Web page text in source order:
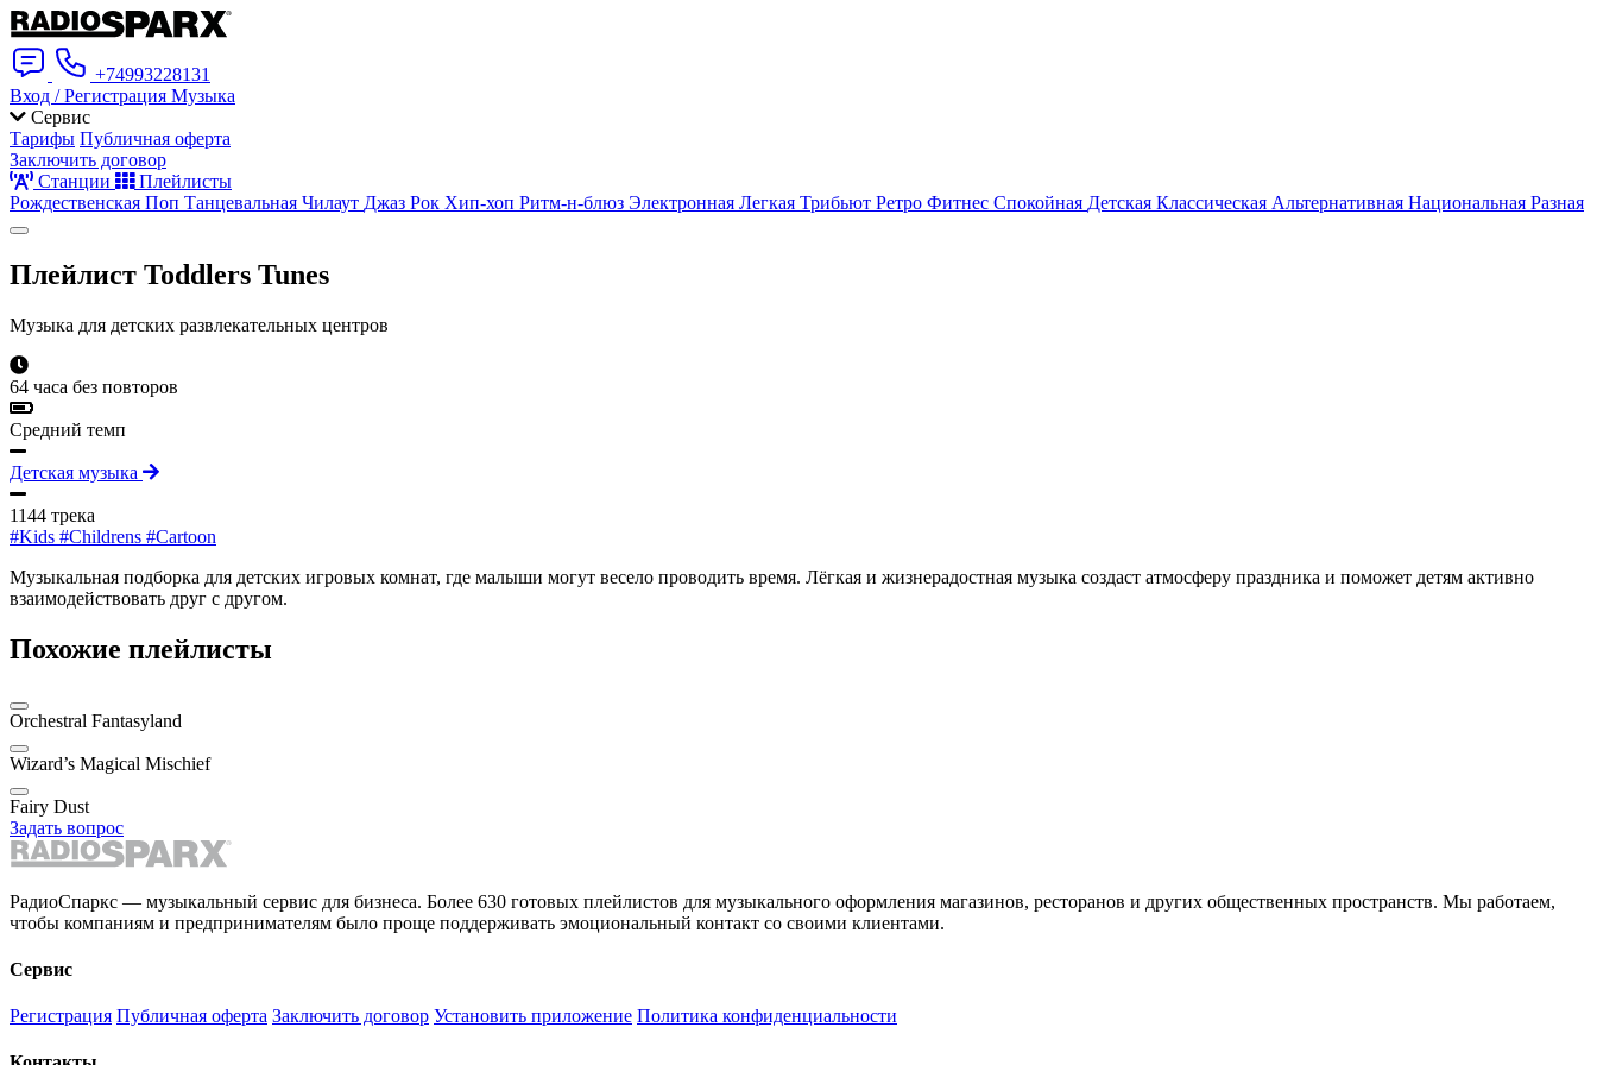
+74993228131
Вход / Регистрация Музыка
Сервис
Тарифы Публичная оферта
Заключить договор
Станции
Плейлисты
Рождественская Поп Танцевальная Чилаут Джаз Рок Хип-хоп Ритм-н-блюз Электронная Легкая Трибьют Ретро Фитнес Спокойная Детская Классическая Альтернативная Национальная Разная
Плейлист Toddlers Tunes
Музыка для детских развлекательных центров
64 часа без повторов
Средний темп
Детская музыка
1144 трека
#Kids #Childrens #Cartoon
Музыкальная подборка для детских игровых комнат, где малыши могут весело проводить время. Лёгкая и жизнерадостная музыка создаст атмосферу праздника и поможет детям активно
взаимодействовать друг с другом.
Похожие плейлисты
Orchestral Fantasyland
Wizard’s Magical Mischief
Fairy Dust
Задать вопрос
РадиоСпаркс — музыкальный сервис для бизнеса. Более 630 готовых плейлистов для музыкального оформления магазинов, ресторанов и других общественных пространств. Мы работаем,
чтобы компаниям и предпринимателям было проще поддерживать эмоциональный контакт со своими клиентами.
Сервис
Регистрация Публичная оферта Заключить договор Установить приложение Политика конфиденциальности